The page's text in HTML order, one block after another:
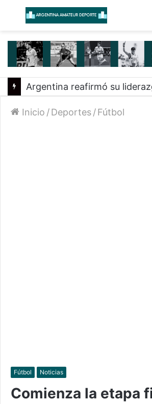
Menú
Inicio /Deportes/Fútbol
Fútbol Noticias
Comienza la etapa